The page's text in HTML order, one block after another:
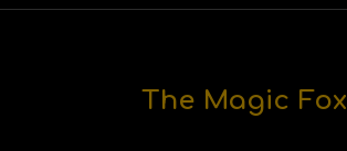
The Magic Fox